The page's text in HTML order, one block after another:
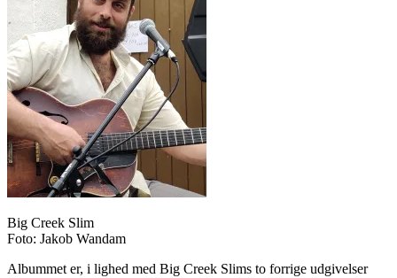
Big Creek Slim
Foto: Jakob Wandam
Albummet er, i lighed med Big Creek Slims to forrige udgivelser